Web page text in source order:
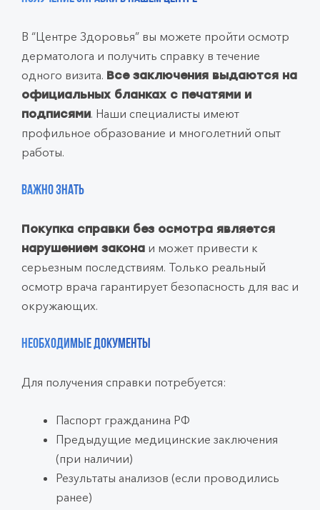
В “Центре Здоровья” вы можете пройти осмотр
дерматолога и получить справку в течение
одного визита. Все заключения выдаются на
официальных бланках с печатями и
подписями. Наши специалисты имеют
профильное образование и многолетний опыт
работы.
Важно знать
Покупка справки без осмотра является
нарушением закона и может привести к
серьезным последствиям. Только реальный
осмотр врача гарантирует безопасность для вас и
окружающих.
Необходимые документы
Для получения справки потребуется:
Паспорт гражданина РФ
Предыдущие медицинские заключения
(при наличии)
Результаты анализов (если проводились
ранее)